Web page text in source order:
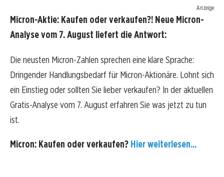
Anzeige
Micron-Aktie: Kaufen oder verkaufen?! Neue Micron-
Analyse vom 7. August liefert die Antwort:
Die neusten Micron-Zahlen sprechen eine klare Sprache:
Dringender Handlungsbedarf für Micron-Aktionäre. Lohnt sich
ein Einstieg oder sollten Sie lieber verkaufen? In der aktuellen
Gratis-Analyse vom 7. August erfahren Sie was jetzt zu tun
ist.
Micron: Kaufen oder verkaufen? Hier weiterlesen...